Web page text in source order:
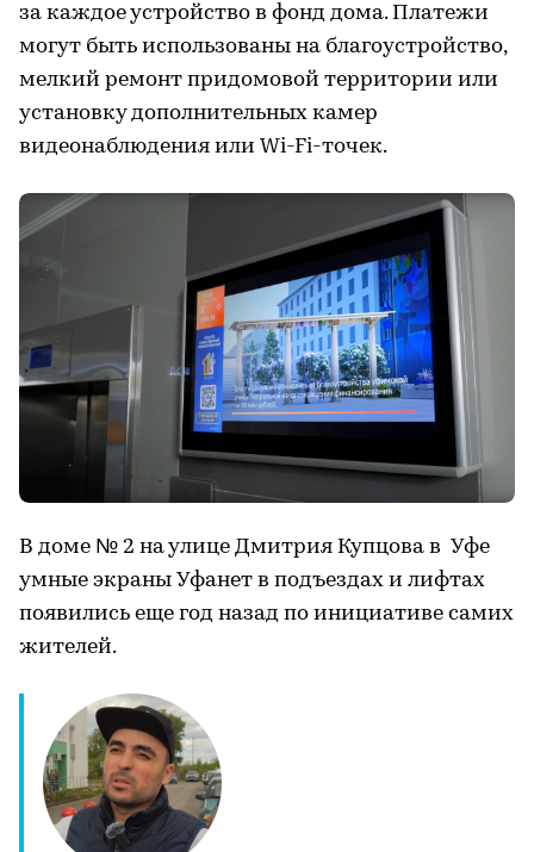
за каждое устройство в фонд дома. Платежи
могут быть использованы на благоустройство,
мелкий ремонт придомовой территории или
установку дополнительных камер
видеонаблюдения или Wi-Fi-точек.
В доме № 2 на улице Дмитрия Купцова в Уфе
умные экраны Уфанет в подъездах и лифтах
появились еще год назад по инициативе самих
жителей.